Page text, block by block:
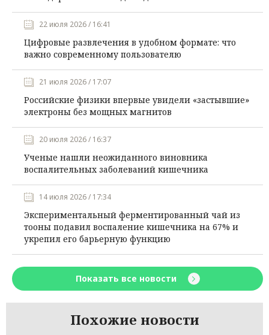
22 июля 2026 / 16:41
Цифровые развлечения в удобном формате: что
важно современному пользователю
21 июля 2026 / 17:07
Российские физики впервые увидели «застывшие»
электроны без мощных магнитов
20 июля 2026 / 16:37
Ученые нашли неожиданного виновника
воспалительных заболеваний кишечника
14 июля 2026 / 17:34
Экспериментальный ферментированный чай из
тооны подавил воспаление кишечника на 67% и
укрепил его барьерную функцию
Показать все новости
Похожие новости